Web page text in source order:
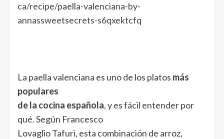
ca/recipe/paella-valenciana-by-
annassweetsecrets-s6qxektcfq
La paella valenciana es uno de los platos más
populares
de la cocina española, y es fácil entender por
qué. Según Francesco
Lovaglio Tafuri, esta combinación de arroz,